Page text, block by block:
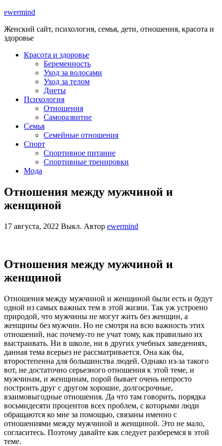
ewermind
Женский сайт, психология, семья, дети, отношения, красота и
здоровье
Красота и здоровье
Беременность
Уход за волосами
Уход за телом
Диеты
Психология
Отношения
Саморазвитие
Семья
Семейные отношения
Спорт
Спортивное питание
Спортивные тренировки
Мода
Отношения между мужчиной и
женщиной
17 августа, 2022 Выкл. Автор ewermind
Отношения между мужчиной и
женщиной
Отношения между мужчиной и женщиной были есть и будут
одной из самых важных тем в этой жизни. Так уж устроено
природой, что мужчины не могут жить без женщин, а
женщины без мужчин. Но не смотря на всю важность этих
отношений, нас почему-то не учат тому, как правильно их
выстраивать. Ни в школе, ни в других учебных заведениях,
данная тема всерьез не рассматривается. Она как бы,
второстепенна для большинства людей. Однако из-за такого
вот, не достаточно серьезного отношения к этой теме, и
мужчинам, и женщинам, порой бывает очень непросто
построить друг с другом хорошие, долгосрочные,
взаимовыгодные отношения. Да что там говорить, порядка
восьмидесяти процентов всех проблем, с которыми люди
обращаются ко мне за помощью, связаны именно с
отношениями между мужчиной и женщиной. Это не мало,
согласитесь. Поэтому давайте как следует разберемся в этой
теме.